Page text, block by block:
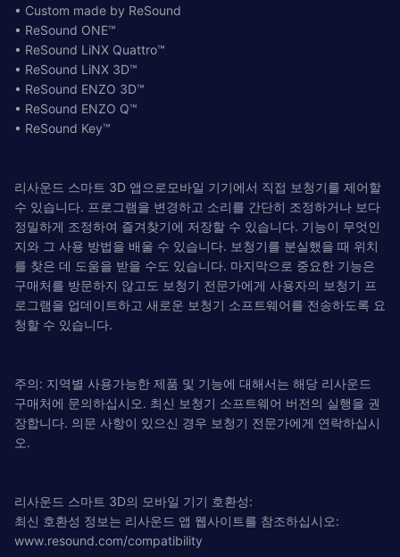
• Custom made by ReSound
• ReSound ONE™
• ReSound LiNX Quattro™
• ReSound LiNX 3D™
• ReSound ENZO 3D™
• ReSound ENZO Q™
• ReSound Key™
리사운드 스마트 3D 앱으로모바일 기기에서 직접 보청기를 제어할
수 있습니다. 프로그램을 변경하고 소리를 간단히 조정하거나 보다
정밀하게 조정하여 즐겨찾기에 저장할 수 있습니다. 기능이 무엇인
지와 그 사용 방법을 배울 수 있습니다. 보청기를 분실했을 때 위치
를 찾은 데 도움을 받을 수도 있습니다. 마지막으로 중요한 기능은
구매처를 방문하지 않고도 보청기 전문가에게 사용자의 보청기 프
로그램을 업데이트하고 새로운 보청기 소프트웨어를 전송하도록 요
청할 수 있습니다.
주의: 지역별 사용가능한 제품 및 기능에 대해서는 해당 리사운드
구매처에 문의하십시오. 최신 보청기 소프트웨어 버전의 실행을 권
장합니다. 의문 사항이 있으신 경우 보청기 전문가에게 연락하십시
오.
리사운드 스마트 3D의 모바일 기기 호환성:
최신 호환성 정보는 리사운드 앱 웹사이트를 참조하십시오:
www.resound.com/compatibility